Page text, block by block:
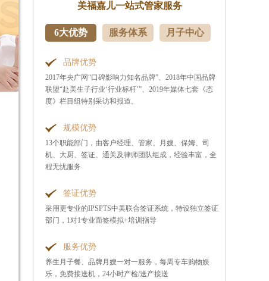
美福嘉儿一站式管家服务
6大优势 服务体系 月子中心
品牌优势
2017年央广网“口碑影响力知名品牌”、2018年中国品牌
联盟“赴美生子行业‘行业标杆’”、2019年媒体七套《态
度》栏目组特别采访和报道。
规模优势
13个职能部门，由客户经理、管家、月嫂、保姆、司
机、大厨、签证、通关及律师团队组成，经验丰富，全
程无忧服务
签证优势
采用更专业的IPSPTS中美联合签证系统，特设独立签证
部门，1对1专业面签模拟+培训指导
服务优势
养生月子餐、品牌月嫂一对一服务，每周专车购物娱
乐，免费接送机，24小时产检/送产接送